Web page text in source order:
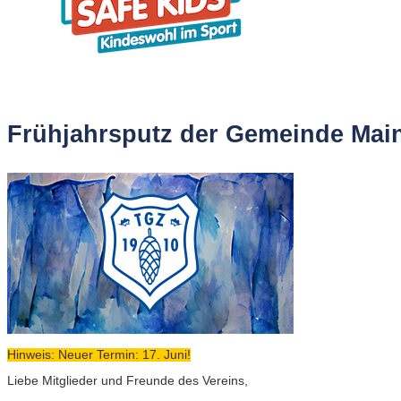
Frühjahrsputz der Gemeinde
Hinweis: Neuer Termin: 17. Juni!
Liebe Mitglieder und Freunde des Vereins,